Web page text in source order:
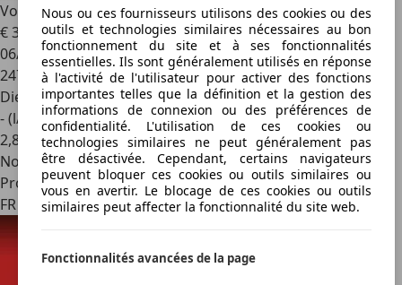
Volkswagen GolfVw 6 2.l tdi 140 BV6 STYLE
€ 3 999
06/2011
247 800 km
Diesel
- (l/100 km)
2,8
Nouveau
Professionnel
FR 57390
Nous ou ces fournisseurs utilisons des cookies ou des
outils et technologies similaires nécessaires au bon
fonctionnement du site et à ses fonctionnalités
essentielles. Ils sont généralement utilisés en réponse
à l'activité de l'utilisateur pour activer des fonctions
importantes telles que la définition et la gestion des
informations de connexion ou des préférences de
confidentialité. L'utilisation de ces cookies ou
technologies similaires ne peut généralement pas
être désactivée. Cependant, certains navigateurs
peuvent bloquer ces cookies ou outils similaires ou
vous en avertir. Le blocage de ces cookies ou outils
similaires peut affecter la fonctionnalité du site web.
Fonctionnalités avancées de la page